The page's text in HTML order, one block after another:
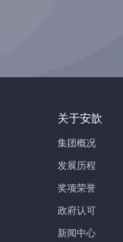
关于安歆
集团概况
发展历程
奖项荣誉
政府认可
新闻中心